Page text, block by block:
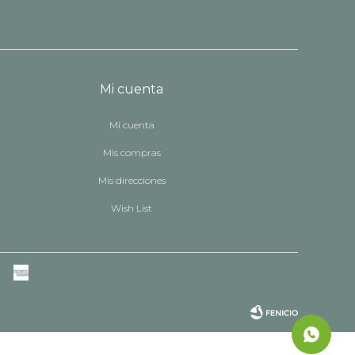
Mi cuenta
Mi cuenta
Mis compras
Mis direcciones
Wish List